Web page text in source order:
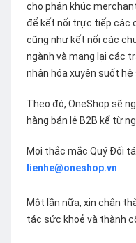
cho phân khúc
để kết nối trực tiếp các
cũng như kết nối các
ngành và mang lại các
nhân hóa xuyên suốt hệ
Theo đó, OneShop sẽ
hàng bán lẻ B2B kể từ
Mọi thắc mắc Quý Đối
lienhe@oneshop.vn
Một lần nữa, xin chân
tác sức khoẻ và thành